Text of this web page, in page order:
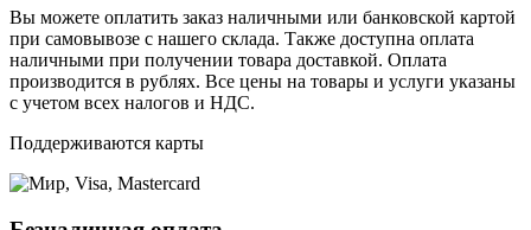
Вы можете оплатить заказ наличными или банковской картой
при самовывозе с нашего склада. Также доступна оплата
наличными при получении товара доставкой. Оплата
производится в рублях. Все цены на товары и услуги указаны
с учетом всех налогов и НДС.
Поддерживаются карты